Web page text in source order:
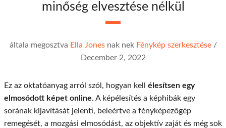
minőség elvesztése nélkül
általa megosztva Ella Jonesnak nek Fénykép szerkesztése/
December 2, 2022
Ez az oktatóanyag arról szól, hogyan kell élesítsen egy
elmosódott képet online. A képélesítés a képhibák egy
sorának kijavítását jelenti, beleértve a fényképezőgép
remegését, a mozgási elmosódást, az objektív zaját és még sok